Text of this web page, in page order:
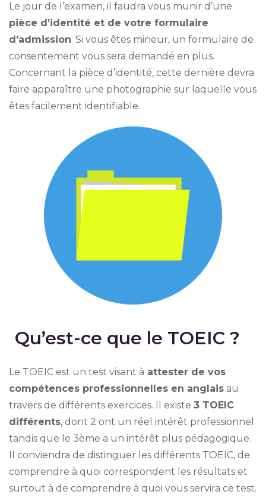
Le jour de l’examen, il faudra vous munir d’une
pièce d’identité et de votre formulaire
d’admission. Si vous êtes mineur, un formulaire de
consentement vous sera demandé en plus.
Concernant la pièce d’identité, cette dernière devra
faire apparaître une photographie sur laquelle vous
êtes facilement identifiable.
Qu’est-ce que le TOEIC ?
Le TOEIC est un test visant à attester de vos
compétences professionnelles en anglaisau
travers de différents exercices. Il existe 3 TOEIC
différents, dont 2 ont un réel intérêt professionnel
tandis que le 3ème a un intérêt plus pédagogique.
Il conviendra de distinguer les différents TOEIC, de
comprendre à quoi correspondent les résultats et
surtout à de comprendre à quoi vous servira ce test.